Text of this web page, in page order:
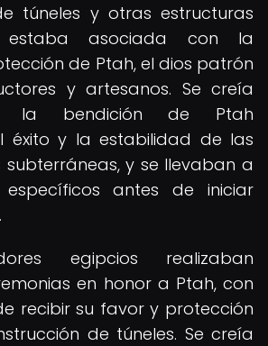
túneles y otras estructuras
estaba asociada con la
de Ptah, el dios patrón
y artesanos. Se creía
la bendición de Ptah
éxito y la estabilidad de las
subterráneas, y se llevaban a
antes de iniciar
egipcios realizaban
en honor a Ptah, con
recibir su favor y protección
de túneles. Se creía